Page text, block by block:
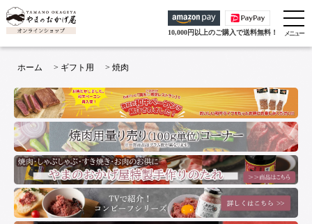
10,000円以上のご購入で送料無料！
ホーム > ギフト用 > 焼肉